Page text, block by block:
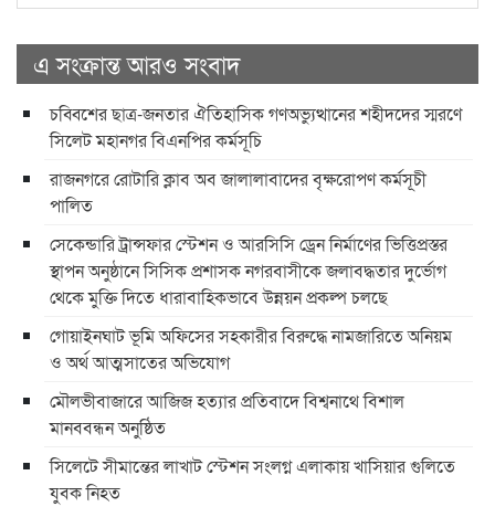
এ সংক্রান্ত আরও সংবাদ
চব্বিশের ছাত্র-জনতার ঐতিহাসিক গণঅভ্যুত্থানের শহীদদের স্মরণে
সিলেট মহানগর বিএনপির কর্মসূচি
রাজনগরে রোটারি ক্লাব অব জালালাবাদের বৃক্ষরোপণ কর্মসূচী
পালিত
সেকেন্ডারি ট্রান্সফার স্টেশন ও আরসিসি ড্রেন নির্মাণের ভিত্তিপ্রস্তর
স্থাপন অনুষ্ঠানে সিসিক প্রশাসক নগরবাসীকে জলাবদ্ধতার দুর্ভোগ
থেকে মুক্তি দিতে ধারাবাহিকভাবে উন্নয়ন প্রকল্প চলছে
গোয়াইনঘাট ভূমি অফিসের সহকারীর বিরুদ্ধে নামজারিতে অনিয়ম
ও অর্থ আত্মসাতের অভিযোগ
মৌলভীবাজারে আজিজ হত্যার প্রতিবাদে বিশ্বনাথে বিশাল
মানববন্ধন অনুষ্ঠিত
সিলেটে সীমান্তের লাখাট স্টেশন সংলগ্ন এলাকায় খাসিয়ার গুলিতে
যুবক নিহত